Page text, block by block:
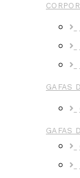
GAFAS
GAFAS